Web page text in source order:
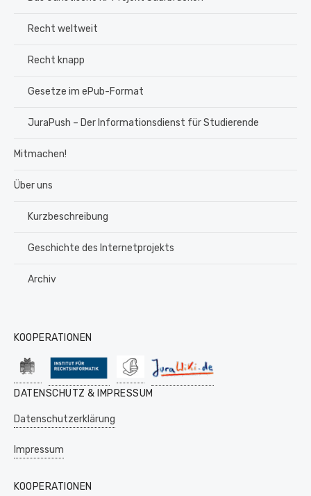
Recht weltweit
Recht knapp
Gesetze im ePub-Format
JuraPush – Der Informationsdienst für Studierende
Mitmachen!
Über uns
Kurzbeschreibung
Geschichte des Internetprojekts
Archiv
KOOPERATIONEN
DATENSCHUTZ & IMPRESSUM
Datenschutzerklärung
Impressum
KOOPERATIONEN